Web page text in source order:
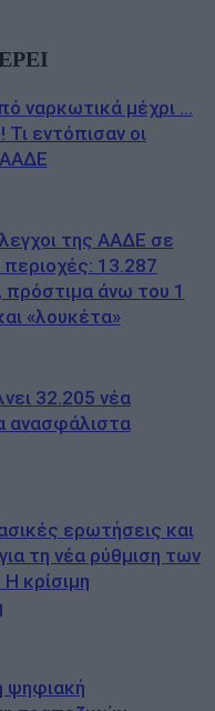
ναρκωτικά μέχρι …
εντόπισαν οι
ΑΑΔΕ
της ΑΑΔΕ σε
περιοχές: 13.287
πρόστιμα άνω του 1
«λουκέτα»
32.205 νέα
ανασφάλιστα
ερωτήσεις και
τη νέα ρύθμιση των
κρίσιμη
ψηφιακή